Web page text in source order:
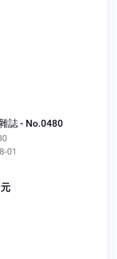
誌 - No.0480
01